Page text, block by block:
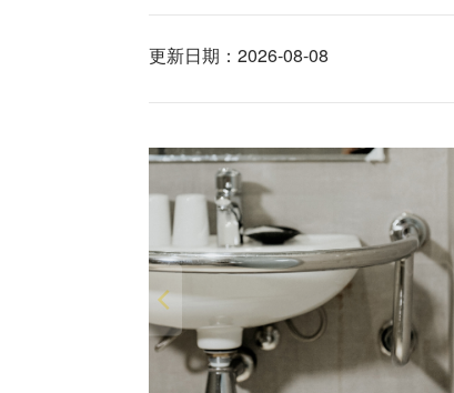
更新日期：2026-08-08